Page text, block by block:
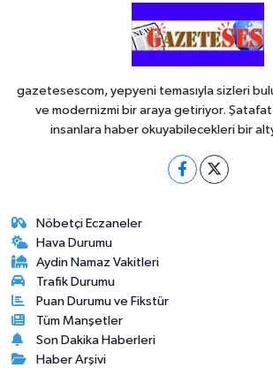
gazetesescom, yepyeni temasıyla sizleri
ve modernizmi bir araya getiriyor.
insanlara haber okuyabilecekleri bir
Nöbetçi Eczaneler
Hava Durumu
Aydin Namaz Vakitleri
Trafik Durumu
Puan Durumu ve Fikstür
Tüm Manşetler
Son Dakika Haberleri
Haber Arşivi